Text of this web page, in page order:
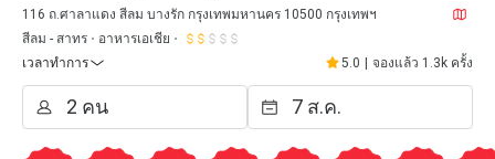
116 ถ.ศาลาแดง สีลม บางรัก กรุงเทพมหานคร 10500 กรุงเทพฯ
สีลม - สาทร
อาหารเอเชีย
เวลาทำการ
5.0 จองแล้ว 1.3k ครั้ง